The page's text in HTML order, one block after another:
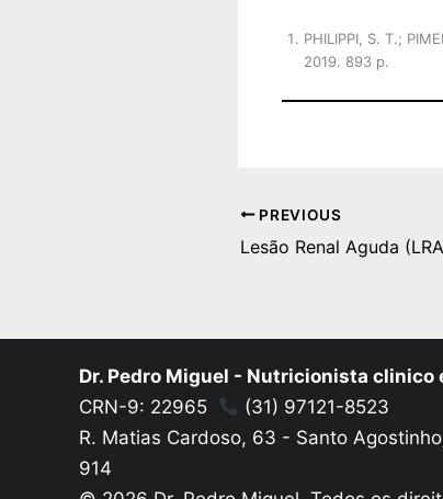
PHILIPPI, S. T.;
2019. 893 p.
PREVIOUS
Dr. Pedro Miguel - Nutricionista clinico
CRN-9: 22965
(31) 97121-8523
R. Matias Cardoso, 63 - Santo
914